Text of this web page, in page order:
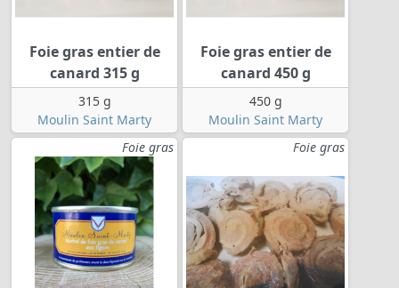
Foie gras entier de
canard 315 g
315 g
Moulin Saint Marty
Foie gras entier de
canard 450 g
450 g
Moulin Saint Marty
Foie gras
Foie gras